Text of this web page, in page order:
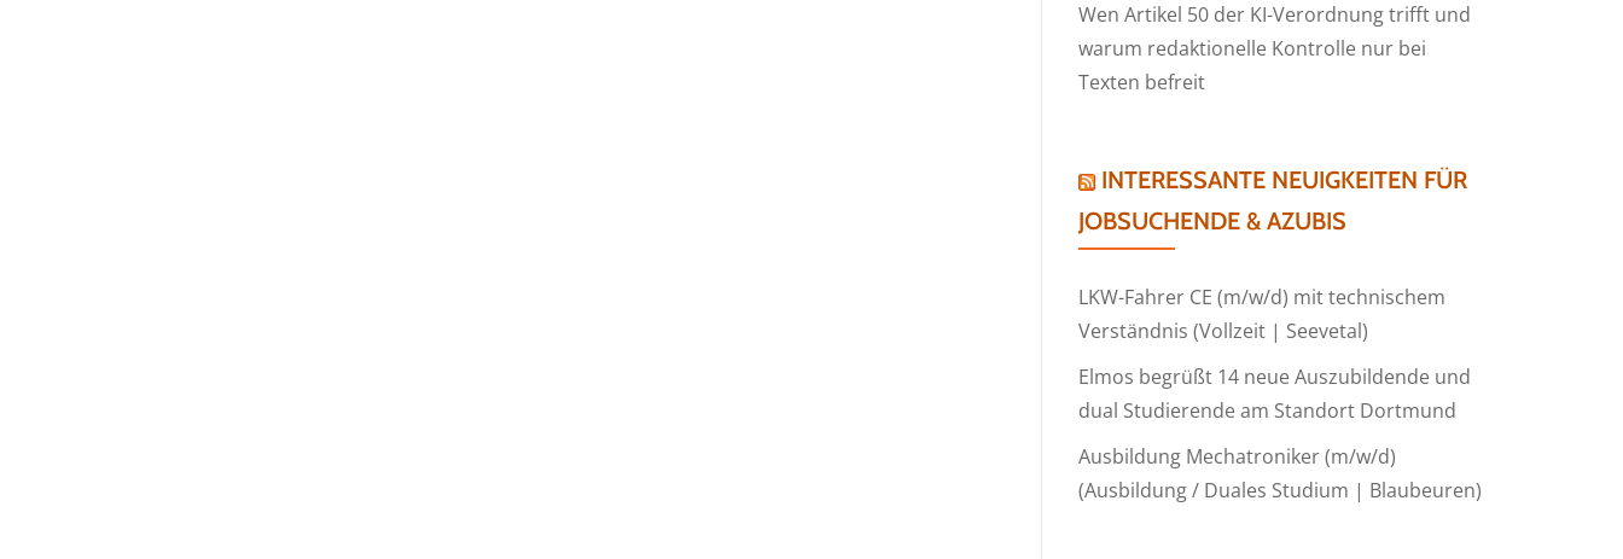
Wen Artikel 50 der KI-Verordnung trifft und
warum redaktionelle Kontrolle nur bei
Texten befreit
INTERESSANTE NEUIGKEITEN FÜR
JOBSUCHENDE & AZUBIS
LKW-Fahrer CE (m/w/d) mit technischem
Verständnis (Vollzeit | Seevetal)
Elmos begrüßt 14 neue Auszubildende und
dual Studierende am Standort Dortmund
Ausbildung Mechatroniker (m/w/d)
(Ausbildung / Duales Studium | Blaubeuren)